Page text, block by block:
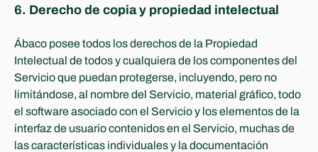
6. Derecho de copia y propiedad intelectual
Ábaco posee todos los derechos de la Propiedad
Intelectual de todos y cualquiera de los componentes del
Servicio que puedan protegerse, incluyendo, pero no
limitándose, al nombre del Servicio, material gráfico, todo
el software asociado con el Servicio y los elementos de la
interfaz de usuario contenidos en el Servicio, muchas de
las características individuales y la documentación